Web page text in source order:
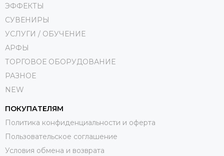
ЭФФЕКТЫ
СУВЕНИРЫ
УСЛУГИ / ОБУЧЕНИЕ
АРФЫ
ТОРГОВОЕ ОБОРУДОВАНИЕ
РАЗНОЕ
NEW
ПОКУПАТЕЛЯМ
Политика конфиденциальности и оферта
Пользовательское соглашение
Условия обмена и возврата